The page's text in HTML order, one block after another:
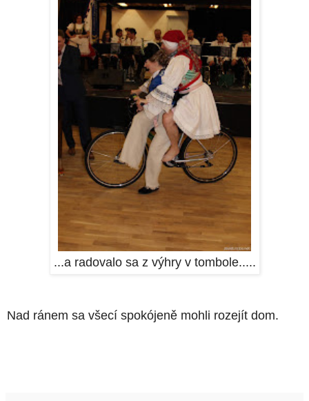
...a radovalo sa z výhry v tombole.....
Nad ránem sa všecí spokójeně mohli rozejít dom.